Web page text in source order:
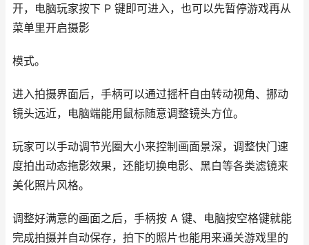
开，电脑玩家按下 P 键即可进入，也可以先暂停游戏再从
菜单里开启摄影
模式。
进入拍摄界面后，手柄可以通过摇杆自由转动视角、挪动
镜头远近，电脑端能用鼠标随意调整镜头方位。
玩家可以手动调节光圈大小来控制画面景深，调整快门速
度拍出动态拖影效果，还能切换电影、黑白等各类滤镜来
美化照片风格。
调整好满意的画面之后，手柄按 A 键、电脑按空格键就能
完成拍摄并自动保存，拍下的照片也能用来通关游戏里的